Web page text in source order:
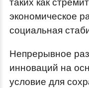
экономическое
социальная
Непрерывное
инноваций на
условие для